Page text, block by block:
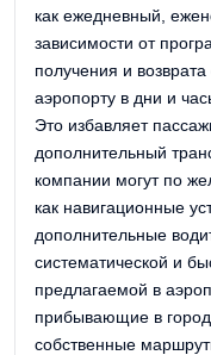
как ежедневный,
зависимости от
получения и
аэропорту в дни и
Это избавляет
дополнительный
компании могут по
как навигационные
дополнительные
систематической и
предлагаемой в
прибывающие в
собственные